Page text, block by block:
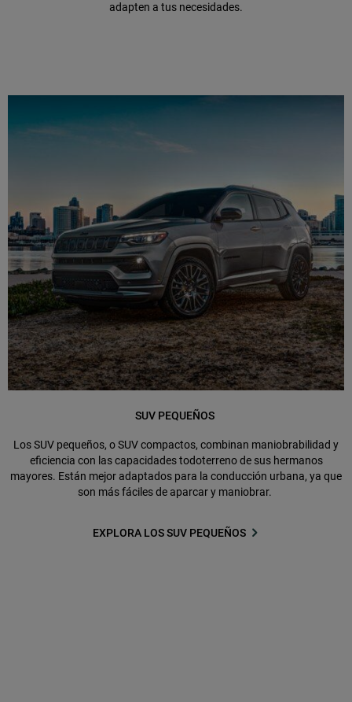
adapten a tus necesidades.
SUV PEQUEÑOS
Los SUV pequeños, o SUV compactos, combinan maniobrabilidad y
eficiencia con las capacidades todoterreno de sus hermanos
mayores. Están mejor adaptados para la conducción urbana, ya que
son más fáciles de aparcar y maniobrar.
EXPLORA LOS SUV PEQUEÑOS